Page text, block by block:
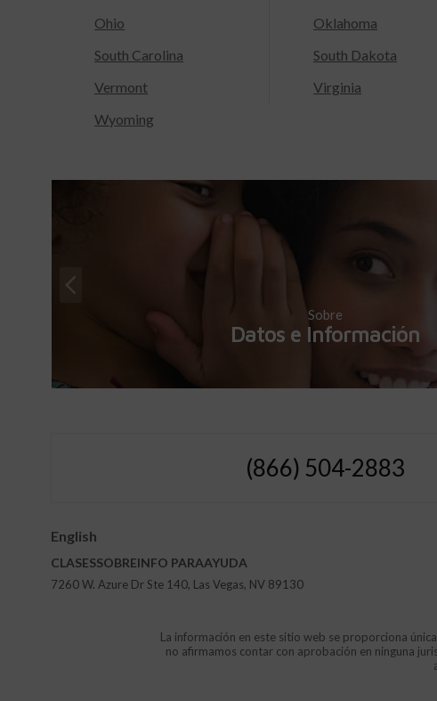
Ohio
Oklahoma
South Carolina
South Dakota
Vermont
Virginia
Wyoming
Sobre
Datos e Información
(866) 504-2883
English
CLASESSOBREINFO PARAAYUDA
7260 W. Azure Dr Ste 140, Las Vegas, NV 89130
La información en este sitio web se proporciona
no afirmamos contar con aprobación en ninguna